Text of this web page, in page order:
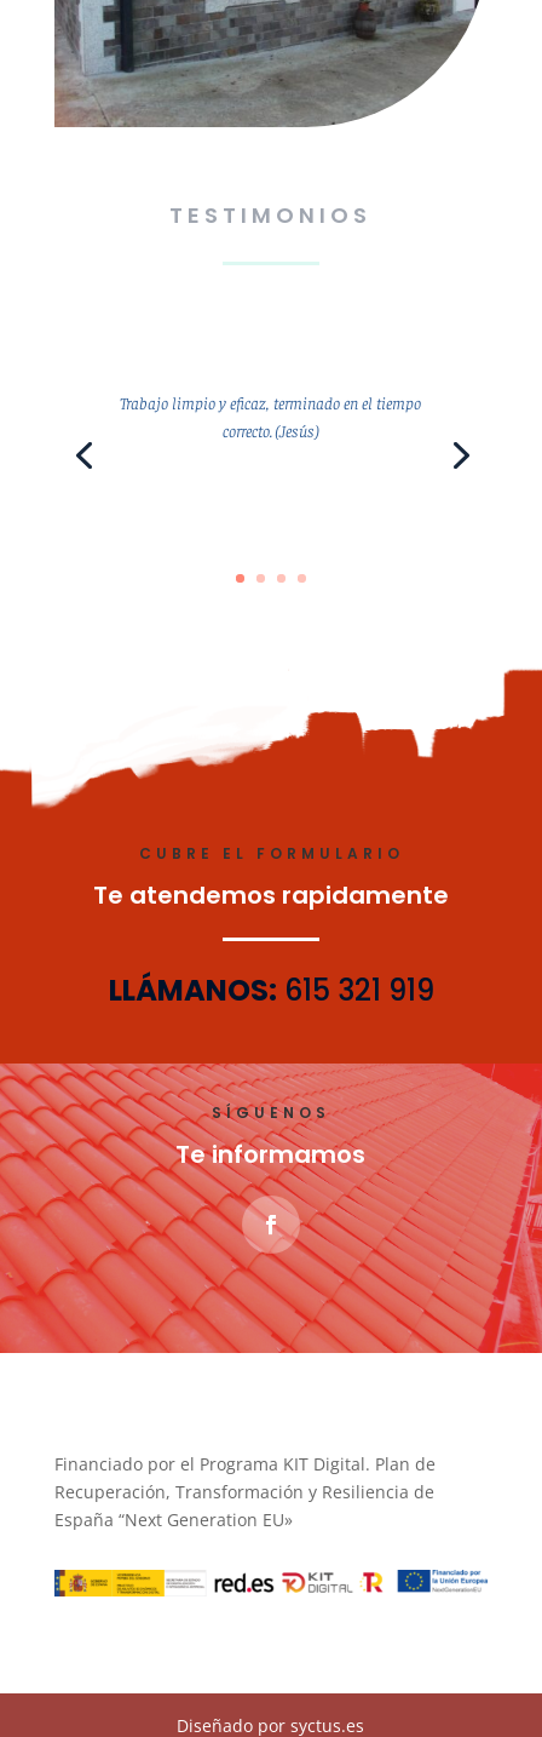
TESTIMONIOS
Trabajo limpio y eficaz, terminado en el tiempo
correcto. (Jesús)
CUBRE EL FORMULARIO
Te atendemos rapidamente
LLÁMANOS: 615 321 919
SÍGUENOS
Te informamos
Financiado por el Programa KIT Digital. Plan de
Recuperación, Transformación y Resiliencia de
España “Next Generation EU»
Diseñado por syctus.es